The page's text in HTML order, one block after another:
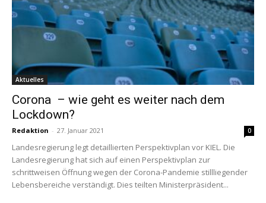
Aktuelles
Corona – wie geht es weiter nach dem
Lockdown?
Redaktion - 27. Januar 2021 0
Landesregierung legt detaillierten Perspektivplan vor KIEL. Die
Landesregierung hat sich auf einen Perspektivplan zur
schrittweisen Öffnung wegen der Corona-Pandemie stillliegender
Lebensbereiche verständigt. Dies teilten Ministerpräsident...